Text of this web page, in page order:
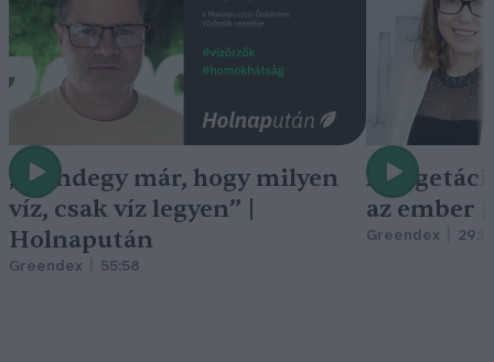
„Mindegy már, hogy milyen
víz, csak víz legyen” |
Holnapután
Greendex 55:58
A
az ember
Greendex